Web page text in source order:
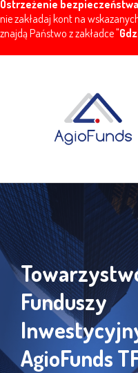
Ostrzeżenie
nie zakładaj kont na
znajdą Państwo z zakładce "
Funduszy
AgioFunds